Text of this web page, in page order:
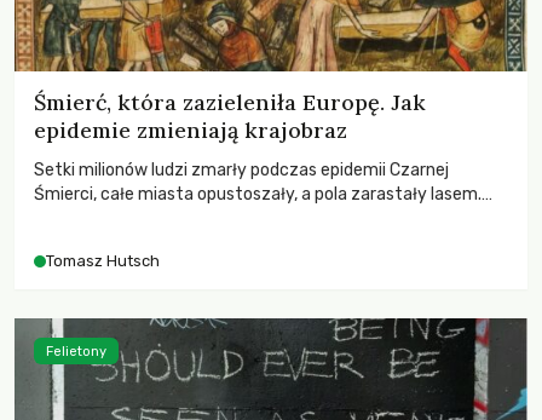
Śmierć, która zazieleniła Europę. Jak
epidemie zmieniają krajobraz
Setki milionów ludzi zmarły podczas epidemii Czarnej
Śmierci, całe miasta opustoszały, a pola zarastały lasem.
największych katastrof w swoich dziejach.
Tomasz Hutsch
Felietony